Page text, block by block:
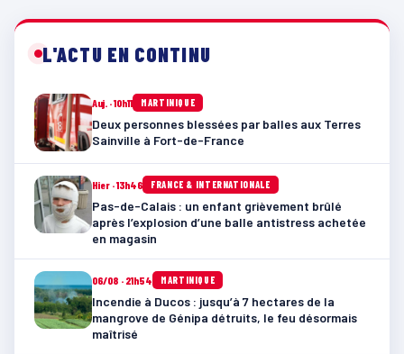
L'ACTU EN CONTINU
Auj. · 10h11 MARTINIQUE
Deux personnes blessées par balles aux Terres
Sainville à Fort-de-France
Hier · 13h46 FRANCE & INTERNATIONALE
Pas-de-Calais : un enfant grièvement brûlé
après l’explosion d’une balle antistress achetée
en magasin
06/08 · 21h54 MARTINIQUE
Incendie à Ducos : jusqu’à 7 hectares de la
mangrove de Génipa détruits, le feu désormais
maîtrisé